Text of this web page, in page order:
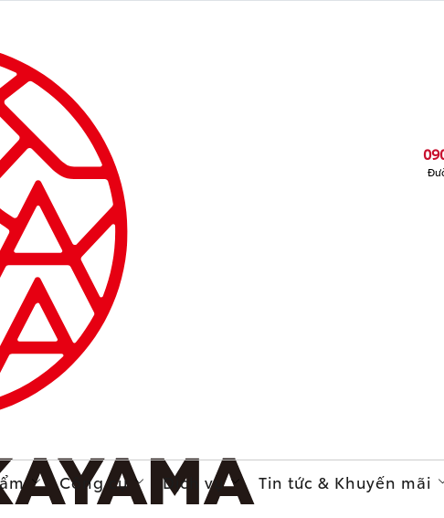
Công cụ Dịch vụ Tin tức & Khuyến mãi